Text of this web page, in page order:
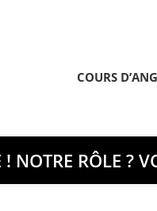
COURS
NOTRE RÔLE ?